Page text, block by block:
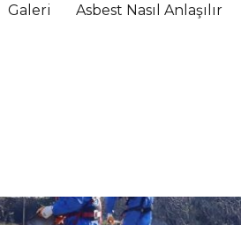
Galeri Asbest Nasıl Anlaşılır